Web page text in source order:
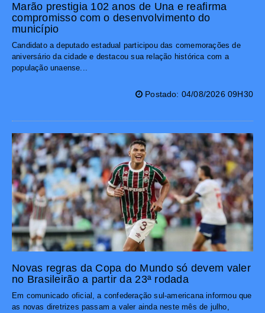
Marão prestigia 102 anos de Una e reafirma
compromisso com o desenvolvimento do
município
Candidato a deputado estadual participou das comemorações de
aniversário da cidade e destacou sua relação histórica com a
população unaense...
Postado: 04/08/2026 09H30
Novas regras da Copa do Mundo só devem valer
no Brasileirão a partir da 23ª rodada
Em comunicado oficial, a confederação sul-americana informou que
as novas diretrizes passam a valer ainda neste mês de julho,